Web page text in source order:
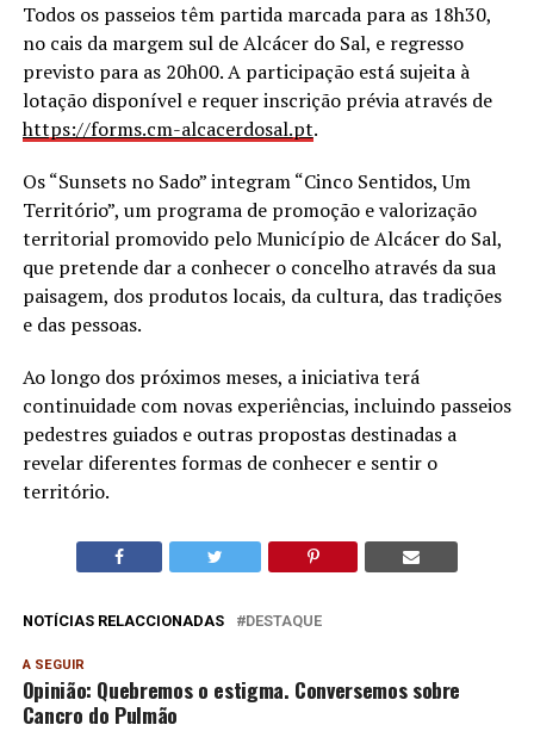
Todos os passeios têm partida marcada para as 18h30,
no cais da margem sul de Alcácer do Sal, e regresso
previsto para as 20h00. A participação está sujeita à
lotação disponível e requer inscrição prévia através de
https://forms.cm-alcacerdosal.pt.
Os “Sunsets no Sado” integram “Cinco Sentidos, Um
Território”, um programa de promoção e valorização
territorial promovido pelo Município de Alcácer do Sal,
que pretende dar a conhecer o concelho através da sua
paisagem, dos produtos locais, da cultura, das tradições
e das pessoas.
Ao longo dos próximos meses, a iniciativa terá
continuidade com novas experiências, incluindo passeios
pedestres guiados e outras propostas destinadas a
revelar diferentes formas de conhecer e sentir o
território.
NOTÍCIAS RELACCIONADAS DESTAQUE
A SEGUIR
Opinião: Quebremos o estigma. Conversemos sobre
Cancro do Pulmão